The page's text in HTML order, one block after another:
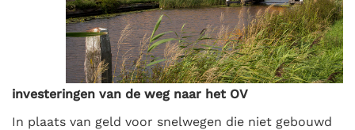
investeringen van de weg naar het OV
In plaats van geld voor snelwegen die niet gebouwd